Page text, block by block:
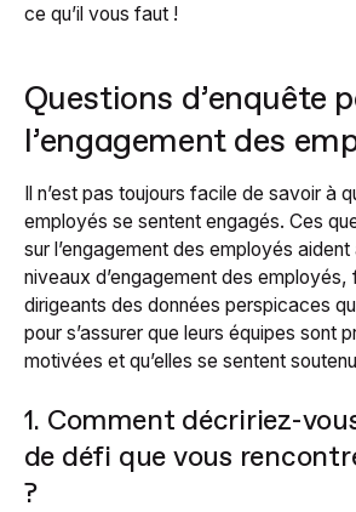
ce qu’il vous faut !
Questions d’enquête
l’engagement des
Il n’est pas toujours facile de savoir à
employés se sentent engagés. Ces
sur l’engagement des employés
niveaux d’engagement des employés,
dirigeants des données perspicaces
pour s’assurer que leurs équipes sont
motivées et qu’elles se sentent
1. Comment décririez-
de défi que vous
?